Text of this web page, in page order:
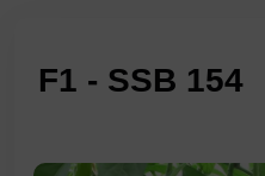
F1 - SSB 154